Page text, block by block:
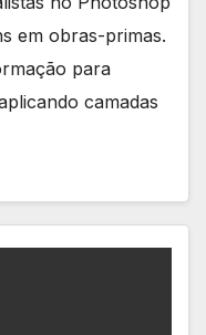
em obras-primas.
para
camadas